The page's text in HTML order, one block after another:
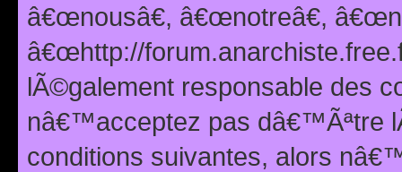
â€œnousâ€, â€œnotreâ€,
â€œhttp://
lÃ©galement responsable des
nâ€™acceptez pas dâ€™Ãªtre
conditions suivantes, alors